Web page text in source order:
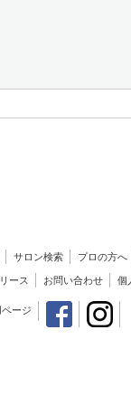
サロン検索 プロの方へ
ース お問い合わせ 個
ージ